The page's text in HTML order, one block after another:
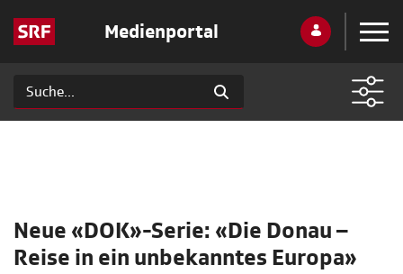
Medienportal
Neue «DOK»-Serie: «Die Donau –
Reise in ein unbekanntes Europa»